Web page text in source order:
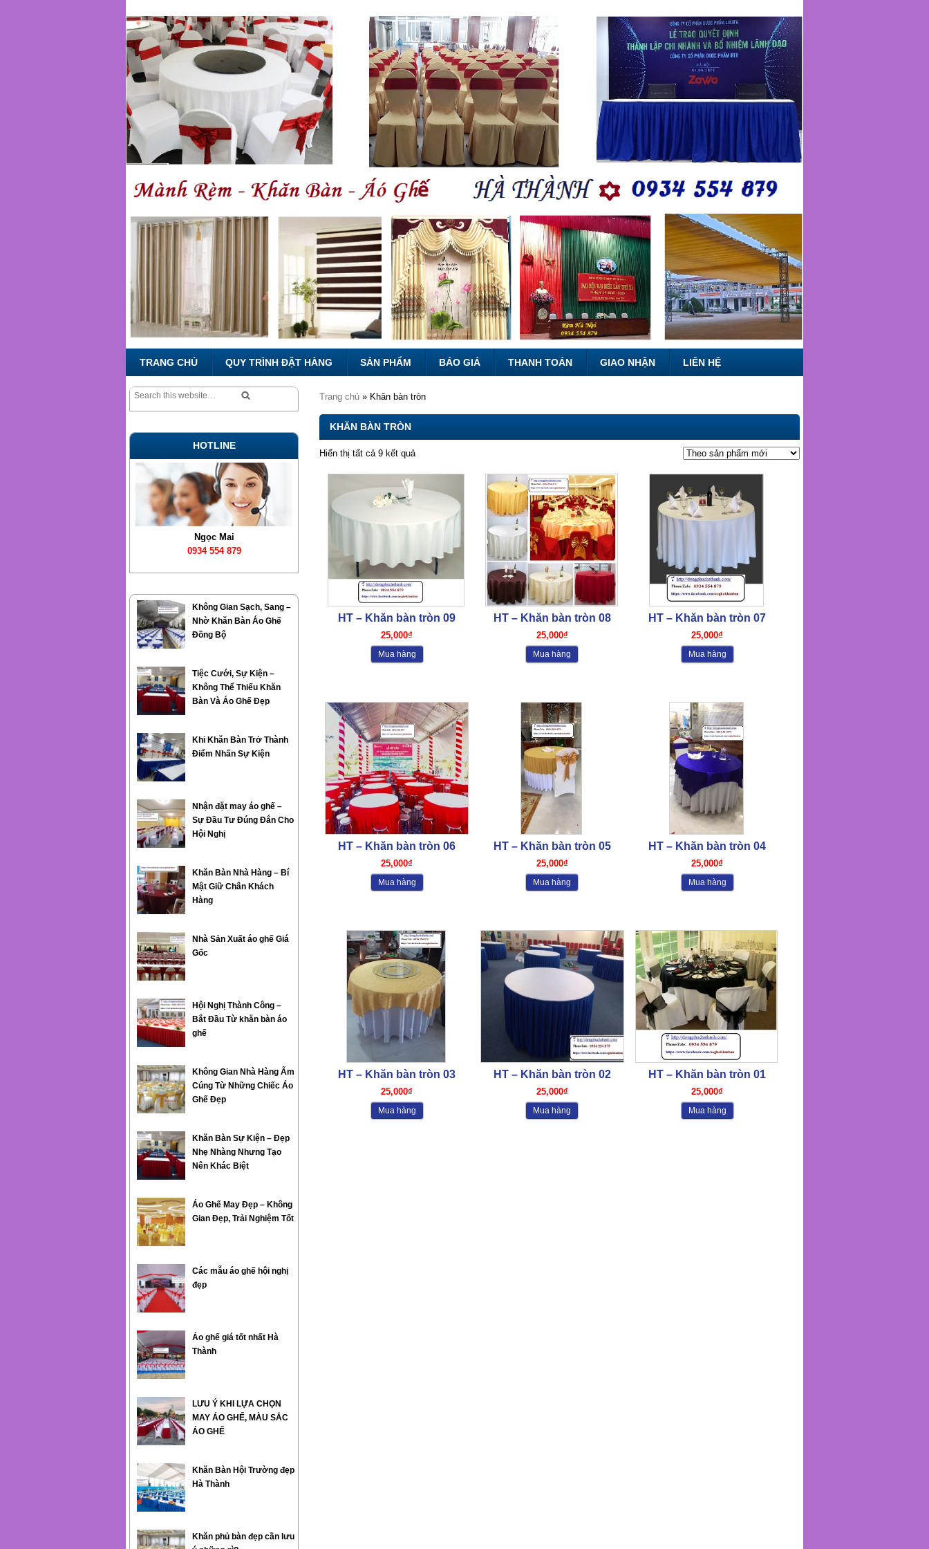
TRANG CHỦ QUY TRÌNH ĐẶT HÀNG SẢN PHẨM BÁO GIÁ THANH TOÁN GIAO NHẬN LIÊN HỆ
Trang chủ » Khăn bàn tròn
KHĂN BÀN TRÒN
Hiển thị tất cả 9 kết quả
HT – Khăn bàn tròn 09
25,000₫
Mua hàng
HT – Khăn bàn tròn 08
25,000₫
Mua hàng
HT – Khăn bàn tròn 07
25,000₫
Mua hàng
HT – Khăn bàn tròn 06
25,000₫
Mua hàng
HT – Khăn bàn tròn 05
25,000₫
Mua hàng
HT – Khăn bàn tròn 04
25,000₫
Mua hàng
HT – Khăn bàn tròn 03
25,000₫
Mua hàng
HT – Khăn bàn tròn 02
25,000₫
Mua hàng
HT – Khăn bàn tròn 01
25,000₫
Mua hàng
HOTLINE
Ngọc Mai
0934 554 879
Không Gian Sạch, Sang –
Nhờ Khăn Bàn Áo Ghế
Đồng Bộ
Tiệc Cưới, Sự Kiện –
Không Thể Thiếu Khăn
Bàn Và Áo Ghế Đẹp
Khi Khăn Bàn Trở Thành
Điểm Nhấn Sự Kiện
Nhận đặt may áo ghế –
Sự Đầu Tư Đúng Đắn Cho
Hội Nghị
Khăn Bàn Nhà Hàng – Bí
Mật Giữ Chân Khách
Hàng
Nhà Sản Xuất áo ghế Giá
Gốc
Hội Nghị Thành Công –
Bắt Đầu Từ khăn bàn áo
ghế
Không Gian Nhà Hàng Ấm
Cúng Từ Những Chiếc Áo
Ghế Đẹp
Khăn Bàn Sự Kiện – Đẹp
Nhẹ Nhàng Nhưng Tạo
Nên Khác Biệt
Áo Ghế May Đẹp – Không
Gian Đẹp, Trải Nghiệm Tốt
Các mẫu áo ghế hội nghị
đẹp
Áo ghế giá tốt nhất Hà
Thành
LƯU Ý KHI LỰA CHỌN
MAY ÁO GHẾ, MÀU SẮC
ÁO GHẾ
Khăn Bàn Hội Trường đẹp
Hà Thành
Khăn phủ bàn đẹp cần lưu